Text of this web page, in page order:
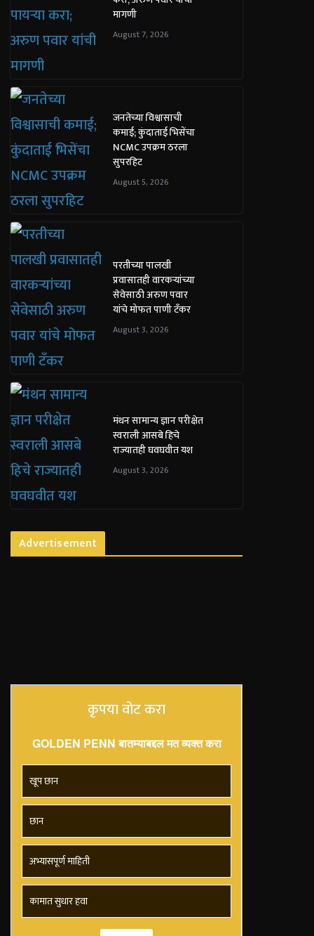
मागणी
August 7, 2026
जनतेच्या विश्वासाची
कमाई; कुंदाताई भिसेंचा
NCMC उपक्रम ठरला
सुपरहिट
August 5, 2026
परतीच्या पालखी
प्रवासातही वारकऱ्यांच्या
सेवेसाठी अरुण पवार
यांचे मोफत पाणी टँकर
August 3, 2026
मंथन सामान्य ज्ञान परीक्षेत
स्वराली आसबे हिचे
राज्यातही घवघवीत यश
August 3, 2026
Advertisement
कृपया वोट करा
GOLDEN PENN बातम्याबद्दल मत व्यक्त करा
खूप छान
छान
अभ्यासपूर्ण माहिती
कामात सुधार हवा